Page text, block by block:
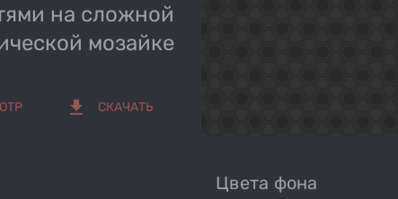
на сложной
мозайке
get_app СКАЧАТЬ
Цвета фона